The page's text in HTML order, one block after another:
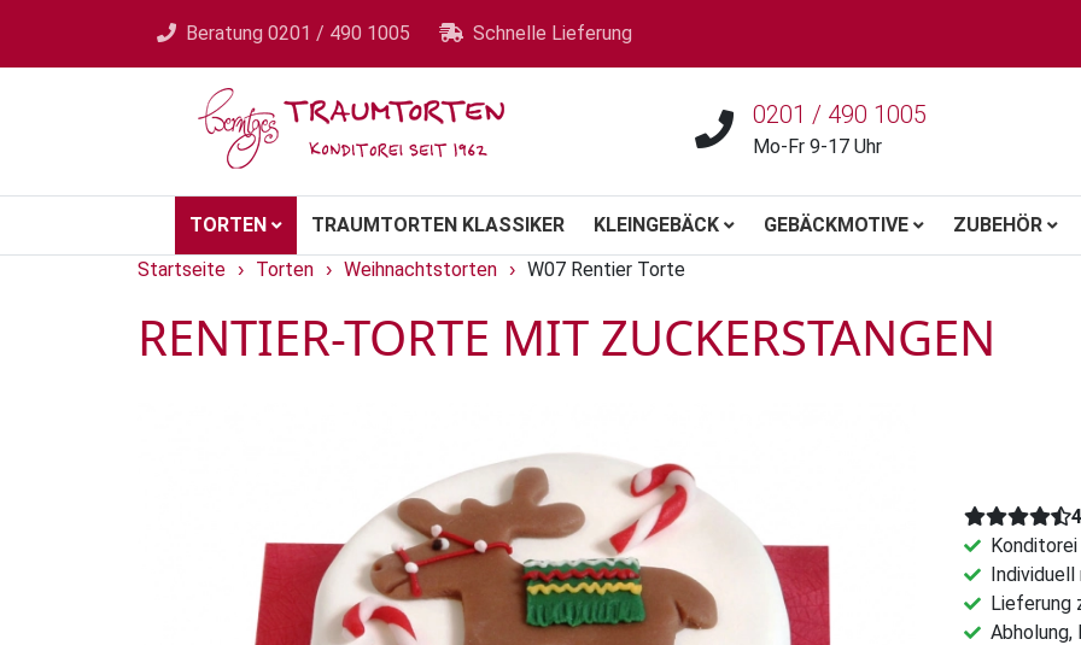
Beratung 0201 / 490 1005 Schnelle Lieferung
0201 / 490 1005
Mo-Fr 9-17 Uhr
TORTEN TRAUMTORTEN KLASSIKER KLEINGEBÄCK GEBÄCKMOTIVE
ZUBEHÖR
Startseite › Torten › Weihnachtstorten › W07 Rentier Torte
RENTIER-TORTE MIT ZUCKERSTANGEN
Lieferung
Abholung,